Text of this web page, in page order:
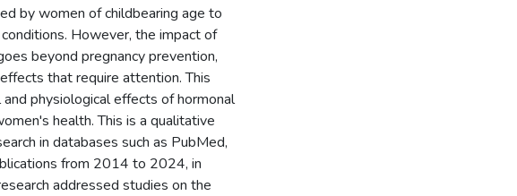
by women of childbearing age to
However, the impact of
beyond pregnancy prevention,
that require attention. This
physiological effects of hormonal
health. This is a qualitative
in databases such as PubMed,
from 2014 to 2024, in
addressed studies on the